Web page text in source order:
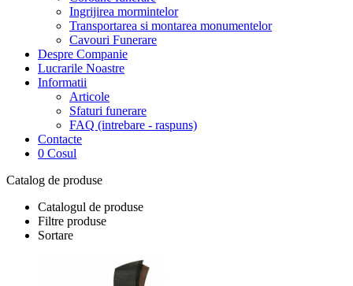
Ingrijirea mormintelor
Transportarea si montarea monumentelor
Cavouri Funerare
Despre Companie
Lucrarile Noastre
Informatii
Articole
Sfaturi funerare
FAQ (intrebare - raspuns)
Contacte
0 Cosul
Catalog de produse
Catalogul de produse
Filtre produse
Sortare